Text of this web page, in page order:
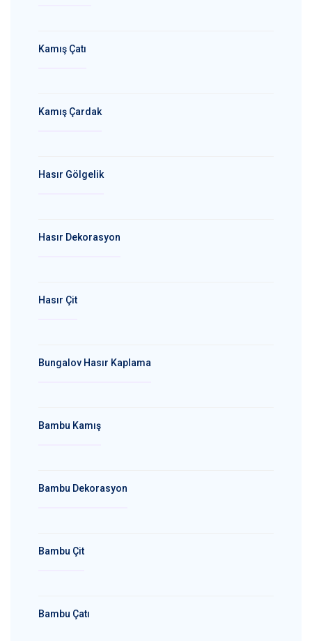
Kamış Çatı
Kamış Çardak
Hasır Gölgelik
Hasır Dekorasyon
Hasır Çit
Bungalov Hasır Kaplama
Bambu Kamış
Bambu Dekorasyon
Bambu Çit
Bambu Çatı